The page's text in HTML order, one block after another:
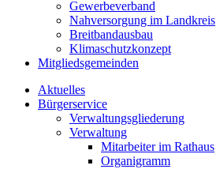
Gewerbeverband
Nahversorgung im Landkreis
Breitbandausbau
Klimaschutzkonzept
Mitgliedsgemeinden
Aktuelles
Bürgerservice
Verwaltungsgliederung
Verwaltung
Mitarbeiter im Rathaus
Organigramm